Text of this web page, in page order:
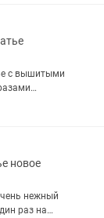
с вышитыми
1 раз
54
новое
нежный
раз на